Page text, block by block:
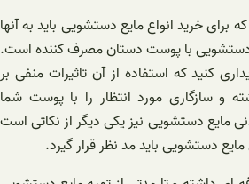
برای خرید انواع مایع دستشویی باید به آنها
دستشویی با پوست دستان مصرف‌ کننده است.
کنید که استفاده از آن تاثیرات منفی بر
و سازگاری مورد انتظار را با پوست شما
مایع دستشویی نیز یکی دیگر از نکاتی است
دستشویی باید مد نظر قرار گیرد.